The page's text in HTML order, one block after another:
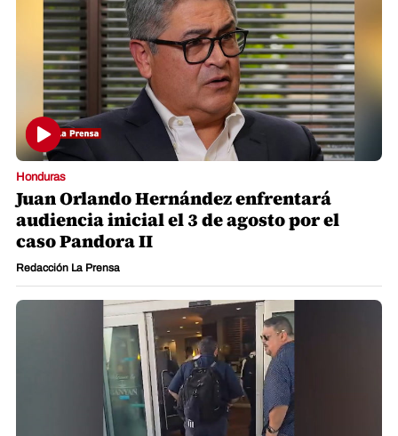
Honduras
Juan Orlando Hernández enfrentará
audiencia inicial el 3 de agosto por el
caso Pandora II
Redacción La Prensa